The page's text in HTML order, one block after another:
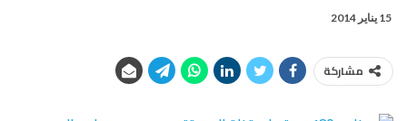
15 يناير 2014
مشاركة